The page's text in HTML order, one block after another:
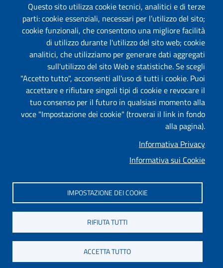
Questo sito utilizza cookie tecnici, analitici e di terze
parti: cookie essenziali, necessari per l’utilizzo del sito;
cookie funzionali, che consentono una migliore facilità
di utilizzo durante l'utilizzo del sito web; cookie
analitici, che utilizziamo per generare dati aggregati
sull'utilizzo del sito Web e statistiche. Se scegli
"Accetto tutto", acconsenti all'uso di tutti i cookie. Puoi
accettare e rifiutare singoli tipi di cookie e revocare il
tuo consenso per il futuro in qualsiasi momento alla
voce "Impostazione dei cookie" (troverai il link in fondo
alla pagina).
Informativa Privacy
Informativa sui Cookie
IMPOSTAZIONE DEI COOKIE
RIFIUTA TUTTI
ACCETTA TUTTO